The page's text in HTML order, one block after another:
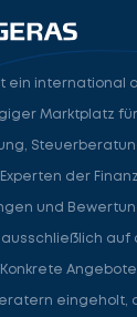
ein international
Marktplatz für
der
und
auf
Konkrete
eingeholt,